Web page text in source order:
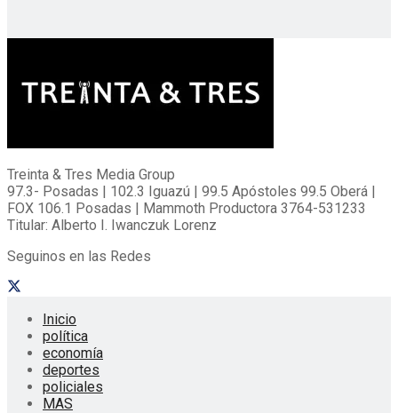
Treinta & Tres Media Group
97.3- Posadas | 102.3 Iguazú | 99.5 Apóstoles 99.5 Oberá |
FOX 106.1 Posadas | Mammoth Productora 3764-531233
Titular: Alberto I. Iwanczuk Lorenz
Seguinos en las Redes
Inicio
política
economía
deportes
policiales
MAS